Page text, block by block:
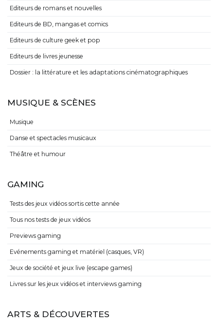
Editeurs de romans et nouvelles
Editeurs de BD, mangas et comics
Editeurs de culture geek et pop
Editeurs de livres jeunesse
Dossier : la littérature et les adaptations cinématographiques
MUSIQUE & SCÈNES
Musique
Danse et spectacles musicaux
Théâtre et humour
GAMING
Tests des jeux vidéos sortis cette année
Tous nos tests de jeux vidéos
Previews gaming
Evénements gaming et matériel (casques, VR)
Jeux de société et jeux live (escape games)
Livres sur les jeux vidéos et interviews gaming
ARTS & DÉCOUVERTES